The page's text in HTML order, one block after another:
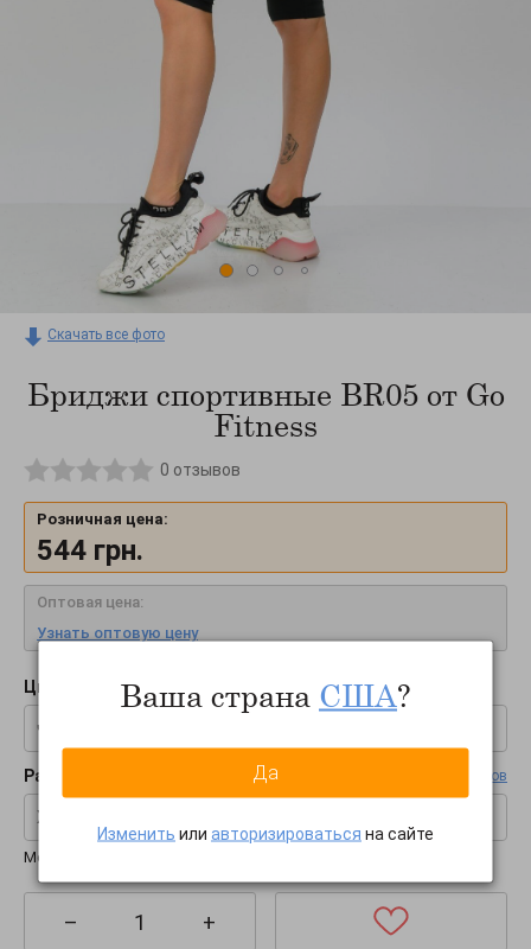
Скачать все фото
Бриджи спортивные BR05 от Go
Fitness
0 отзывов
Розничная цена:
544 грн.
Оптовая цена:
Узнать оптовую цену
Цвет:
черный
Размер: Таблица размеров
XS-S
Международные размеры:
– +
Ваша страна США?
Да
Изменить или авторизироваться на сайте